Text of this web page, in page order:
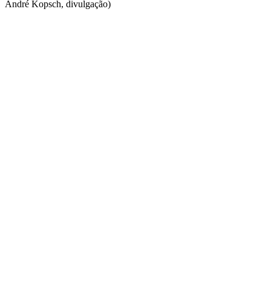
André Kopsch, divulgação)